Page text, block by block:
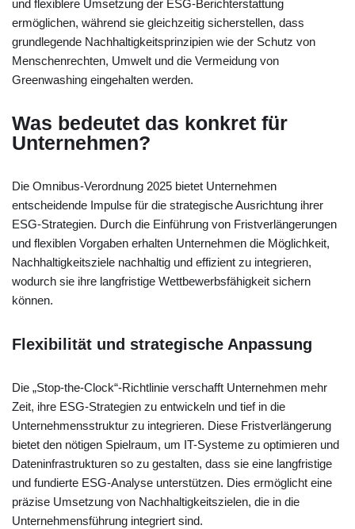
und flexiblere Umsetzung der ESG-Berichterstattung
ermöglichen, während sie gleichzeitig sicherstellen, dass
grundlegende Nachhaltigkeitsprinzipien wie der Schutz von
Menschenrechten, Umwelt und die Vermeidung von
Greenwashing eingehalten werden.
Was bedeutet das konkret für
Unternehmen?
Die Omnibus-Verordnung 2025 bietet Unternehmen
entscheidende Impulse für die strategische Ausrichtung ihrer
ESG-Strategien. Durch die Einführung von Fristverlängerungen
und flexiblen Vorgaben erhalten Unternehmen die Möglichkeit,
Nachhaltigkeitsziele nachhaltig und effizient zu integrieren,
wodurch sie ihre langfristige Wettbewerbsfähigkeit sichern
können.
Flexibilität und strategische Anpassung
Die „Stop-the-Clock“-Richtlinie verschafft Unternehmen mehr
Zeit, ihre ESG-Strategien zu entwickeln und tief in die
Unternehmensstruktur zu integrieren. Diese Fristverlängerung
bietet den nötigen Spielraum, um IT-Systeme zu optimieren und
Dateninfrastrukturen so zu gestalten, dass sie eine langfristige
und fundierte ESG-Analyse unterstützen. Dies ermöglicht eine
präzise Umsetzung von Nachhaltigkeitszielen, die in die
Unternehmensführung integriert sind.